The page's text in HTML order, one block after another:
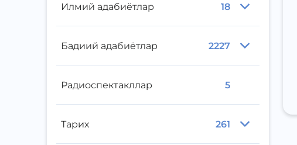
Илмий адабиётлар 18
Бадиий адабиётлар 2227
Радиоспектакллар 5
Тарих 261